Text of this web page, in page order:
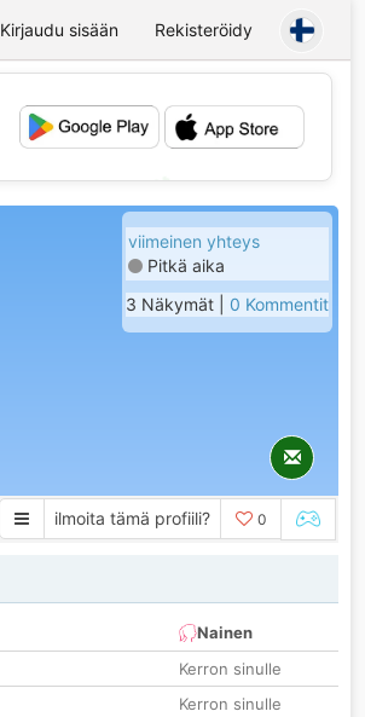
Kirjaudu sisään Rekisteröidy
💕
viimeinen yhteys
Pitkä aika
3 Näkymät | 0 Kommentit
ilmoita tämä profiili? 0
Nainen
Kerron sinulle
Kerron sinulle